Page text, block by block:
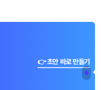
👉 초안 바로 만들기